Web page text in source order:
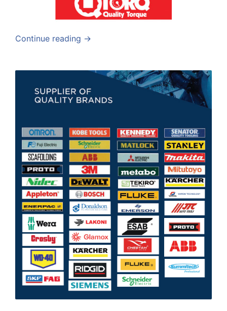
Continue reading →